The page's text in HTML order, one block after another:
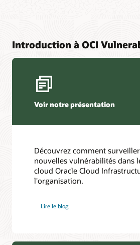
Introduction à OCI
Voir notre présentation
Découvrez comment
nouvelles vulnérabilités dans
cloud Oracle Cloud
l'organisation.
Lire le blog